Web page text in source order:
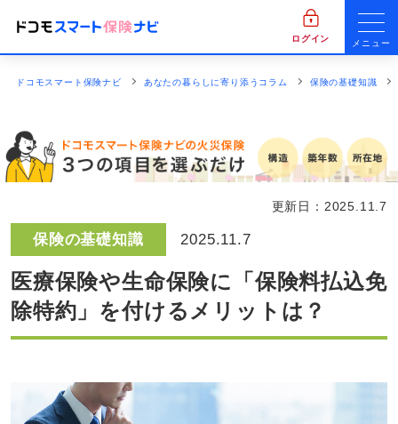
ログイン メニュー
ドコモスマート保険ナビ あなたの暮らしに寄り添うコラム 保険の基礎知識
更新日： 2025.11.7
保険の基礎知識 2025.11.7
医療保険や生命保険に「保険料払込免
除特約」を付けるメリットは？